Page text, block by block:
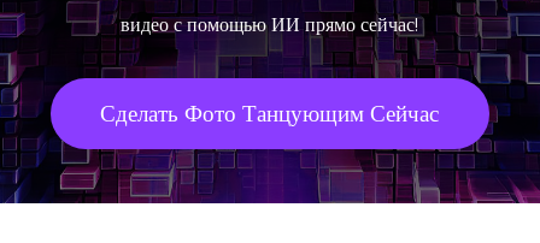
видео с помощью ИИ прямо сейчас!
Сделать Фото Танцующим Сейчас